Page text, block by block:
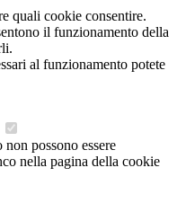
quali cookie consentire.
il funzionamento della
al funzionamento potete
possono essere
nella pagina della cookie